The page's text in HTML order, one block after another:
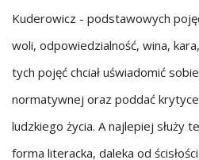
Kuderowicz - podstawowych
woli, odpowiedzialność, wina,
tych pojęć chciał uświadomić
normatywnej oraz poddać
ludzkiego życia. A najlepiej służy
forma literacka, daleka od